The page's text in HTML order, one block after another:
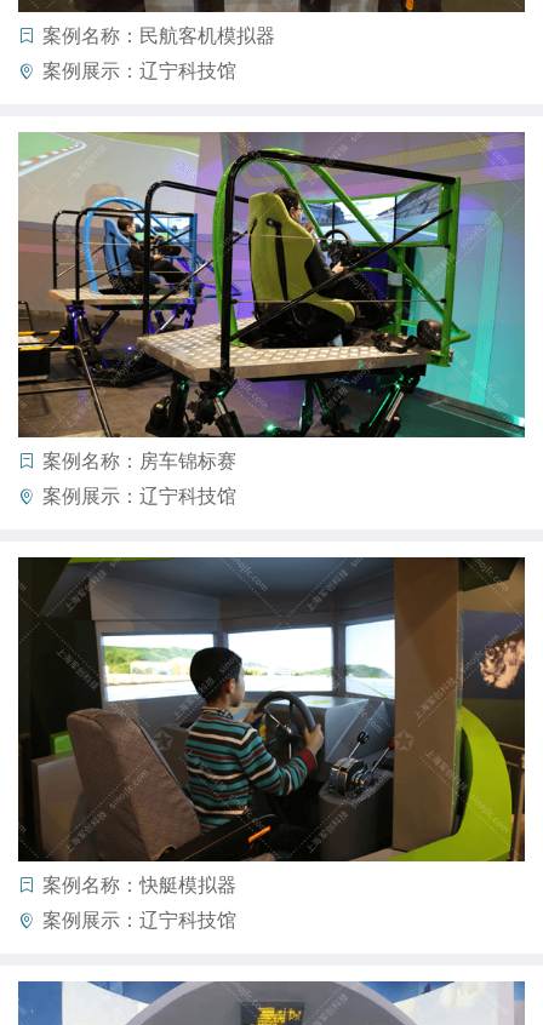
案例名称：民航客机模拟器
案例展示：辽宁科技馆
案例名称：房车锦标赛
案例展示：辽宁科技馆
案例名称：快艇模拟器
案例展示：辽宁科技馆